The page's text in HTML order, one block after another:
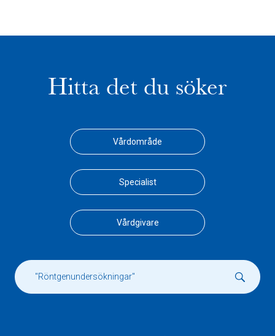
Hitta det du söker
Vårdområde
Specialist
Vårdgivare